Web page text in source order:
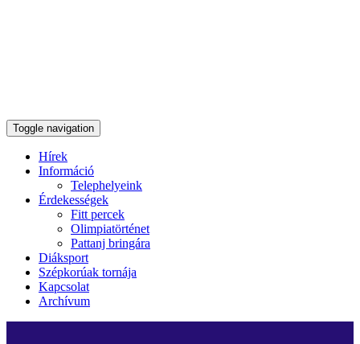
Toggle navigation
Hírek
Információ
Telephelyeink
Érdekességek
Fitt percek
Olimpiatörténet
Pattanj bringára
Diáksport
Szépkorúak tornája
Kapcsolat
Archívum